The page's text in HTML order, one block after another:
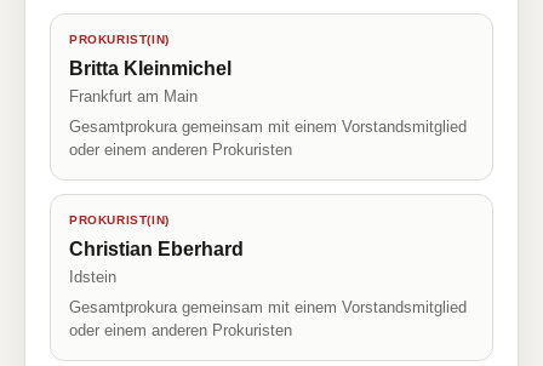
PROKURIST(IN)
Britta Kleinmichel
Frankfurt am Main
Gesamtprokura gemeinsam mit einem Vorstandsmitglied
oder einem anderen Prokuristen
PROKURIST(IN)
Christian Eberhard
Idstein
Gesamtprokura gemeinsam mit einem Vorstandsmitglied
oder einem anderen Prokuristen